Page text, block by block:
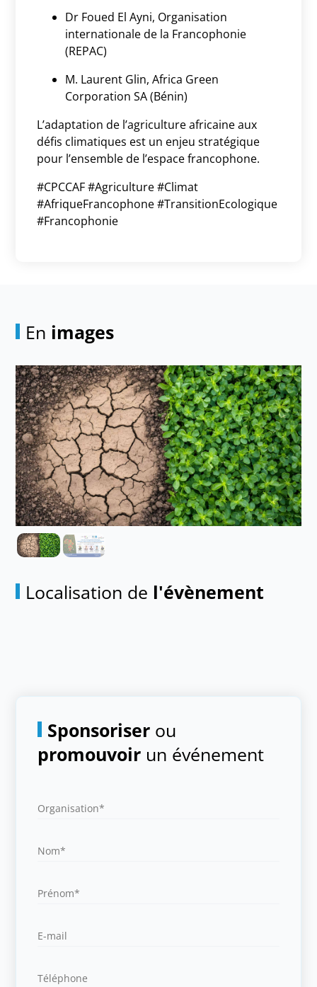
Dr Foued El Ayni, Organisation
internationale de la Francophonie
(REPAC)
M. Laurent Glin, Africa Green
Corporation SA (Bénin)
L’adaptation de l’agriculture africaine aux
défis climatiques est un enjeu stratégique
pour l’ensemble de l’espace francophone.
#CPCCAF #Agriculture #Climat
#AfriqueFrancophone #TransitionEcologique
#Francophonie
En images
Localisation de l'évènement
Sponsoriser ou
promouvoir un événement